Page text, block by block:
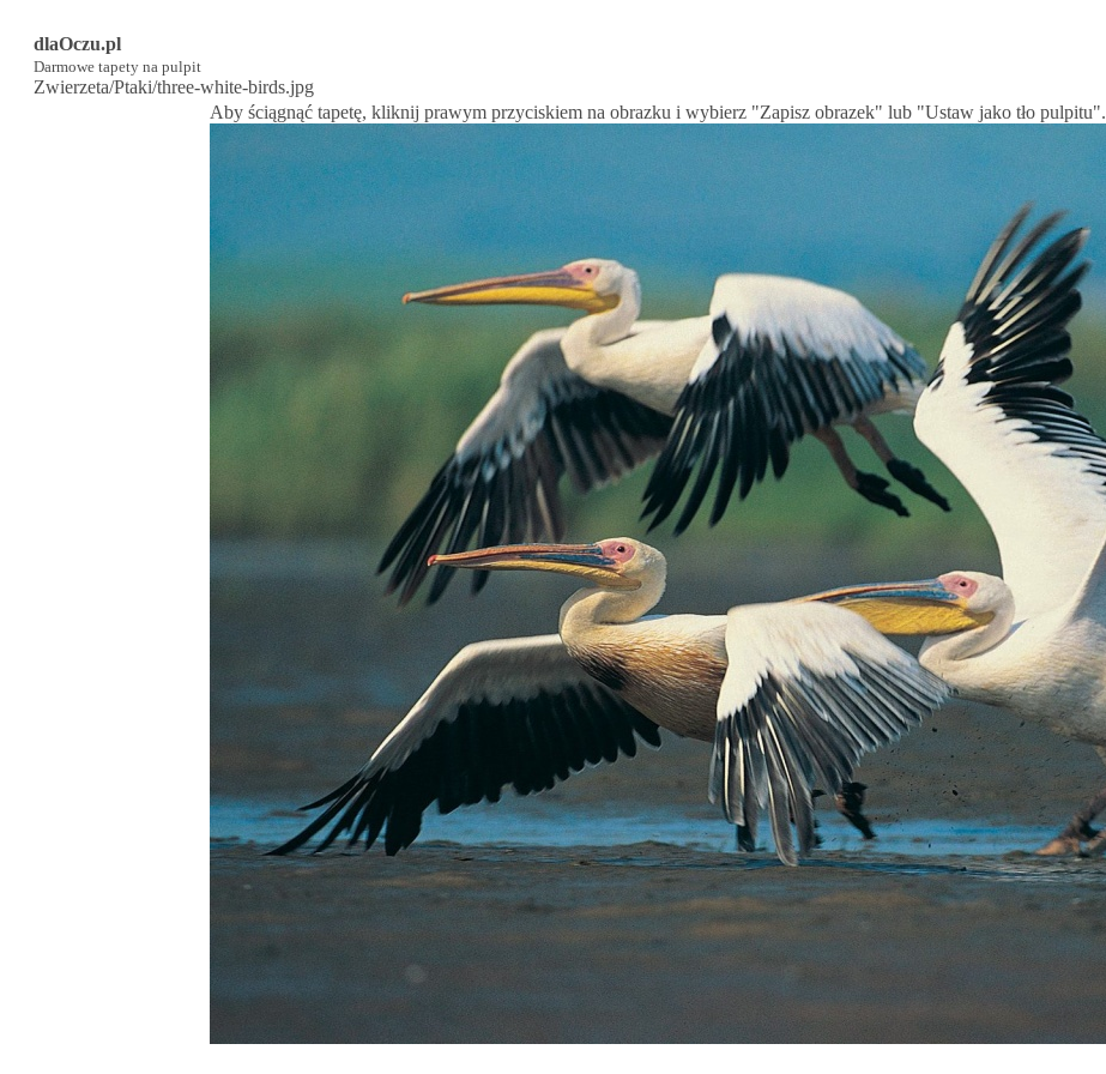
dlaOczu.pl
Darmowe tapety na pulpit
Zwierzeta/Ptaki/three-white-birds.jpg
Aby ściągnąć tapetę, kliknij prawym przyciskiem na obrazku i wybierz "Zapisz obrazek" lub "Ustaw jako tło pulpitu".